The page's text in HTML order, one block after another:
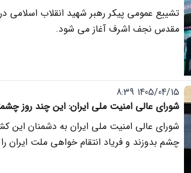
تشییع عمومی پیکر رهبر شهید انقلاب اسلامی
مقدس نجف اشرف آغاز می شود.
1405/04/15 8:39
شورای عالی امنیت ملی ایران: این چند روز
شورای عالی امنیت ملی ایران به دشمنان این
چشم بدوزند و فریاد انتقام خواهی ملت ایران